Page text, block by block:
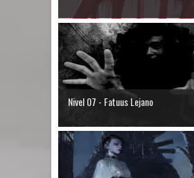
Nivel 07 - Fatuus Lejano